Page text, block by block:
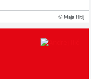
© Maja Hitij